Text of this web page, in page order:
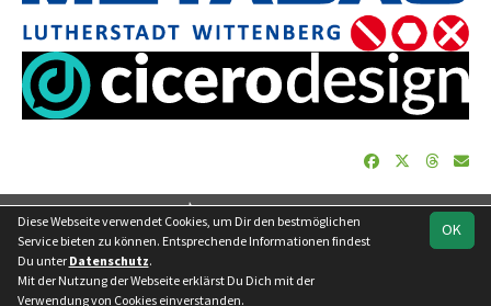
soccero.de
Besucherstatistik
Kontakt
OK
Diese Webseite verwendet Cookies, um Dir den bestmöglichen
Service bieten zu können. Entsprechende Informationen findest
Du unter Datenschutz.
Mit der Nutzung der Webseite erklärst Du Dich mit der
Verwendung von Cookies einverstanden.